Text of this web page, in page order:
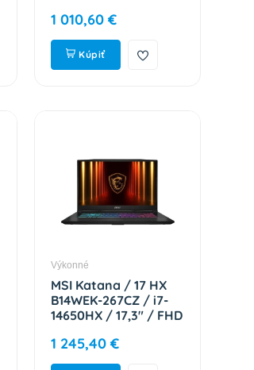
3050 / W11H / Black /
2R 9S7-15K112-2435
1 010,60 €
Kúpiť
Výkonné
MSI Katana / 17 HX
B14WEK-267CZ / i7-
14650HX / 17,3" / FHD
5050 / W11H / Black /
2R 9S7-17L791-267
1 245,40 €